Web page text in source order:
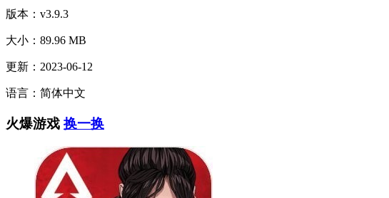
版本：v3.9.3
大小：89.96 MB
更新：2023-06-12
语言：简体中文
火爆游戏 换一换